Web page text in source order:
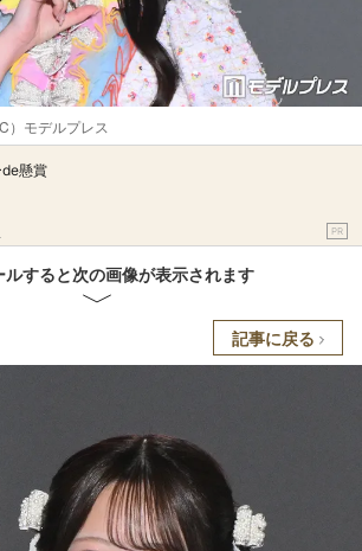
）モデルプレス
懸賞
PR
ルすると次の画像が表示されます
記事に戻る